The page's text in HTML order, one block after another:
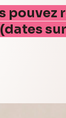
pouvez